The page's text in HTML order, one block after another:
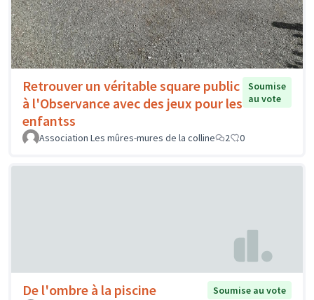
Retrouver un véritable square public
à l'Observance avec des jeux pour les
enfantss
Soumise
au vote
Association Les mûres-mures de la colline 2 0
De l'ombre à la piscine
Soumise au vote